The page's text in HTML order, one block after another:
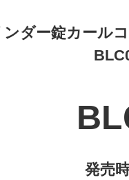
ダー錠カール
発売